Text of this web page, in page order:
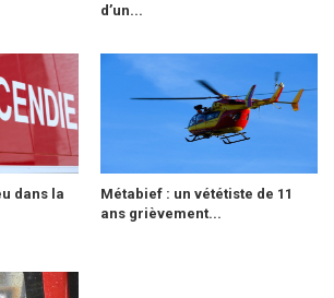
d’un...
dans la
Métabief : un vététiste de 11
ans grièvement...